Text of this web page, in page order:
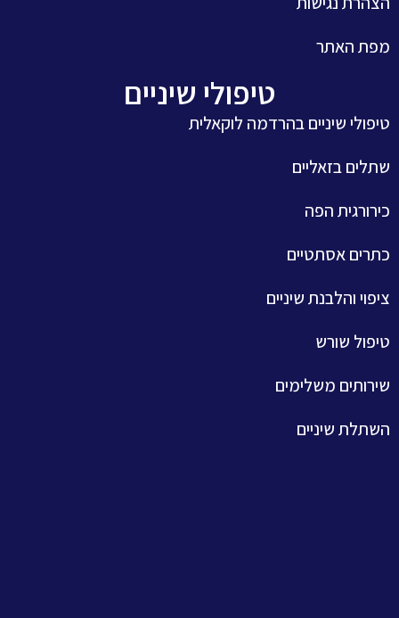
מפת האתר
טיפולי שיניים
טיפולי שיניים בהרדמה לוקאלית
שתלים בזאליים
כירורגית הפה
כתרים אסתטיים
ציפוי והלבנת שיניים
טיפול שורש
שירותים משלימים
השתלת שיניים